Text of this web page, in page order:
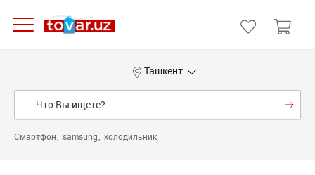
Ташкент
Смартфон samsung холодильник